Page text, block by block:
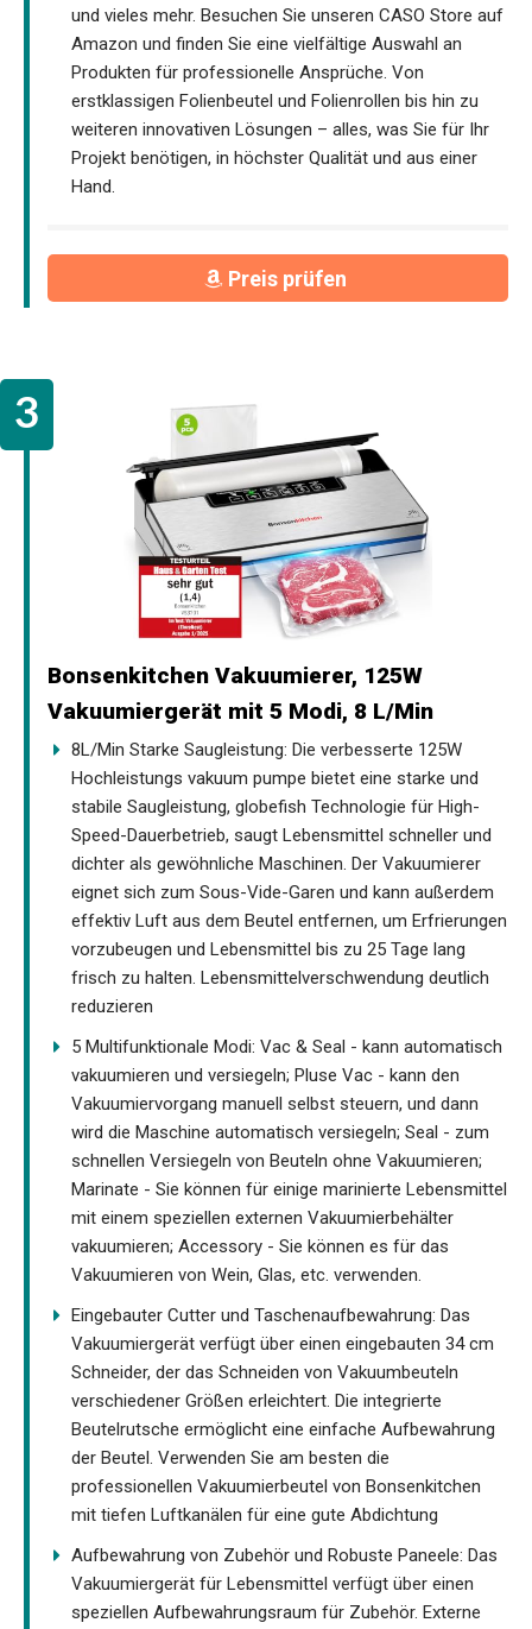
und vieles mehr. Besuchen Sie unseren CASO Store auf
Amazon und finden Sie eine vielfältige Auswahl an
Produkten für professionelle Ansprüche. Von
erstklassigen Folienbeutel und Folienrollen bis hin zu
weiteren innovativen Lösungen – alles, was Sie für Ihr
Projekt benötigen, in höchster Qualität und aus einer
Hand.
Preis prüfen
Bonsenkitchen Vakuumierer, 125W
Vakuumiergerät mit 5 Modi, 8 L/Min
8L/Min Starke Saugleistung: Die verbesserte 125W
Hochleistungs vakuum pumpe bietet eine starke und
stabile Saugleistung, globefish Technologie für High-
Speed-Dauerbetrieb, saugt Lebensmittel schneller und
dichter als gewöhnliche Maschinen. Der Vakuumierer
eignet sich zum Sous-Vide-Garen und kann außerdem
effektiv Luft aus dem Beutel entfernen, um Erfrierungen
vorzubeugen und Lebensmittel bis zu 25 Tage lang
frisch zu halten. Lebensmittelverschwendung deutlich
reduzieren
5 Multifunktionale Modi: Vac & Seal - kann automatisch
vakuumieren und versiegeln; Pluse Vac - kann den
Vakuumiervorgang manuell selbst steuern, und dann
wird die Maschine automatisch versiegeln; Seal - zum
schnellen Versiegeln von Beuteln ohne Vakuumieren;
Marinate - Sie können für einige marinierte Lebensmittel
mit einem speziellen externen Vakuumierbehälter
vakuumieren; Accessory - Sie können es für das
Vakuumieren von Wein, Glas, etc. verwenden.
Eingebauter Cutter und Taschenaufbewahrung: Das
Vakuumiergerät verfügt über einen eingebauten 34 cm
Schneider, der das Schneiden von Vakuumbeuteln
verschiedener Größen erleichtert. Die integrierte
Beutelrutsche ermöglicht eine einfache Aufbewahrung
der Beutel. Verwenden Sie am besten die
professionellen Vakuumierbeutel von Bonsenkitchen
mit tiefen Luftkanälen für eine gute Abdichtung
Aufbewahrung von Zubehör und Robuste Paneele: Das
Vakuumiergerät für Lebensmittel verfügt über einen
speziellen Aufbewahrungsraum für Zubehör. Externe